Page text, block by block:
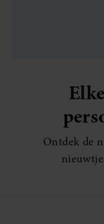
Ontdek de